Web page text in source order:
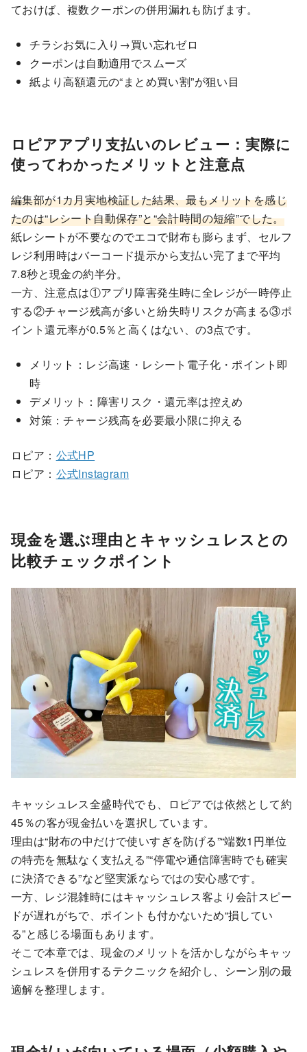
ておけば、複数クーポンの併用漏れも防げます。
チラシお気に入り→買い忘れゼロ
クーポンは自動適用でスムーズ
紙より高額還元の“まとめ買い割”が狙い目
ロピアアプリ支払いのレビュー：実際に
使ってわかったメリットと注意点
編集部が1カ月実地検証した結果、最もメリットを感じ
たのは“レシート自動保存”と“会計時間の短縮”でした。
紙レシートが不要なのでエコで財布も膨らまず、セルフ
レジ利用時はバーコード提示から支払い完了まで平均
7.8秒と現金の約半分。
一方、注意点は①アプリ障害発生時に全レジが一時停止
する②チャージ残高が多いと紛失時リスクが高まる③ポ
イント還元率が0.5％と高くはない、の3点です。
メリット：レジ高速・レシート電子化・ポイント即
時
デメリット：障害リスク・還元率は控えめ
対策：チャージ残高を必要最小限に抑える
ロピア： 公式HP
ロピア： 公式Instagram
現金を選ぶ理由とキャッシュレスとの
比較チェックポイント
キャッシュレス全盛時代でも、ロピアでは依然として約
45％の客が現金払いを選択しています。
理由は“財布の中だけで使いすぎを防げる”“端数1円単位
の特売を無駄なく支払える”“停電や通信障害時でも確実
に決済できる”など堅実派ならではの安心感です。
一方、レジ混雑時にはキャッシュレス客より会計スピー
ドが遅れがちで、ポイントも付かないため“損してい
る”と感じる場面もあります。
そこで本章では、現金のメリットを活かしながらキャッ
シュレスを併用するテクニックを紹介し、シーン別の最
適解を整理します。